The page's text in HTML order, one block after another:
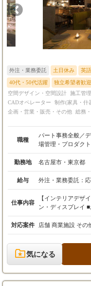
外注・業務委託 土日休み 英
40代・50代活躍 独立希望者歓迎
空間デザイン・空間設計 施工管理
CADオペレーター
制作(家具・什
企画・営業・販売・その他 総務
職種
パート事務全般／
場管理・プロダク
勤務地 名古屋市・東京都
給与 外注・業務委託：
仕事内容
【インテリアデザ
ン・ディスプレイ ■お客
ゼンテーション ■実
管理 ■完成引渡し
環境です。 【CGデザイナー・パース作成】 飲食店等の商業空間
のプレゼンテーシ
を募集します。 【現場管理】 弊社製作アイテム(家具、照明器
具、ディスプレイ
対応案件 店舗 商業施設 その
気になる